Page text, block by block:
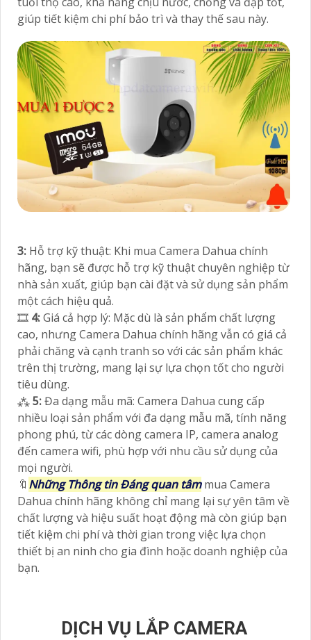
giúp tiết kiệm chi phí bảo trì và thay thế sau này.
3: Hỗ trợ kỹ thuật: Khi mua Camera Dahua chính
hãng, bạn sẽ được hỗ trợ kỹ thuật chuyên nghiệp từ
nhà sản xuất, giúp bạn cài đặt và sử dụng sản phẩm
một cách hiệu quả.
🎞 4:Giá cả hợp lý: Mặc dù là sản phẩm chất lượng
cao, nhưng Camera Dahua chính hãng vẫn có giá cả
phải chăng và cạnh tranh so với các sản phẩm khác
trên thị trường, mang lại sự lựa chọn tốt cho người
tiêu dùng.
⁂5:Đa dạng mẫu mã: Camera Dahua cung cấp
nhiều loại sản phẩm với đa dạng mẫu mã, tính năng
phong phú, từ các dòng camera IP, camera analog
đến camera wifi, phù hợp với nhu cầu sử dụng của
mọi người.
🔖 Những Thông tin Đáng quan tâmmua Camera
Dahua chính hãng không chỉ mang lại sự yên tâm về
chất lượng và hiệu suất hoạt động mà còn giúp bạn
tiết kiệm chi phí và thời gian trong việc lựa chọn
thiết bị an ninh cho gia đình hoặc doanh nghiệp của
bạn.
DỊCH VỤ LẮP CAMERA